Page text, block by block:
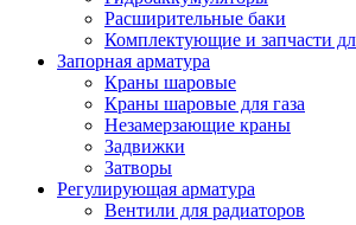
Расширительные баки
Комплектующие и запчасти
Запорная арматура
Краны шаровые
Краны шаровые для газа
Незамерзающие краны
Задвижки
Затворы
Регулирующая арматура
Вентили для радиаторов